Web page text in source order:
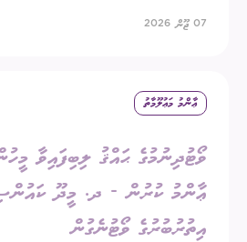
07 ޖޫން 2026
ޢާންމު މަޢުލޫމާތު
ވޯޓުދިނުމުގެ ޙައްޤު ލިބިފައިވާ
ޢާންމު ކުރުން - ދ. މީދޫ
އިތުރުބުރުގެ ވޯޓުނެގުން